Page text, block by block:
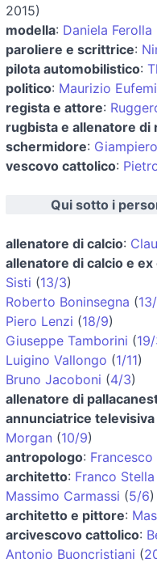
2015)
modella: Daniela Ferolla
paroliere e scrittrice:
pilota automobilistico:
politico: Maurizio Eufemi
regista e attore:
rugbista e allenatore di
schermidore:
vescovo cattolico:
Qui sotto i
allenatore di calcio:
allenatore di calcio e
Sisti (13/3)
Roberto Boninsegna (
Piero Lenzi (18/9)
Giuseppe Tamborini (
Luigino Vallongo (1/11)
Bruno Jacoboni (4/3)
allenatore di
annunciatrice
Morgan (10/9)
antropologo:
architetto: Franco
Massimo Carmassi (5/6)
architetto e pittore:
arcivescovo cattolico:
Antonio Buoncristiani (